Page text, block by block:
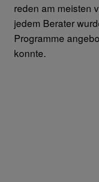
reden am meisten
jedem Berater
Programme
konnte.